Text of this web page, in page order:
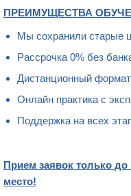
ПРЕИМУЩЕСТВА
Мы сохранили старые
Рассрочка 0% без
Дистанционный
Онлайн практика с
Поддержка на всех
Прием заявок только до
место!